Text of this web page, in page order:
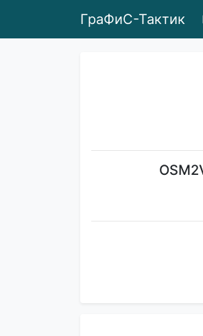
ГраФиС-Тактик